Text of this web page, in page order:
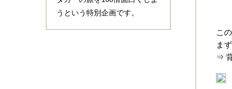
こ
ま
⇒
うという特別企画です。